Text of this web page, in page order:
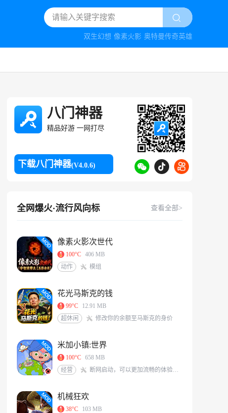
双生幻想 像素火影 奥特曼传奇英雄
八门神器
精品好游 一网打尽
下载八门神器(V4.0.6)
全网爆火·流行风向标 查看全部>
像素火影次世代
100°C
406 MB
动作
模组
花光马斯克的钱
99°C
12.91 MB
超休闲
修改你的余额至马斯克的身价
米加小镇:世界
100°C
658 MB
经营
断网启动，可以更加流畅的体验游戏<br/>米加/托卡玩家QQ交流群：117331491[action url=http://qm.qq.com/cgi-bin/qm/qr?_wv=1027&k=6X8Vf-nbKoIVVCzMHEKJaKq-S0A0zIrS&authKey=L77PNkwS6KWVs379sBDg9O7J%2BZLRFEjjXTWpXqGBveIRNdsENG0elvPpkFj%2FRVd7&noverify=0&group_code=117331491 text=加入QQ群聊]
机械狂欢
38°C
103 MB